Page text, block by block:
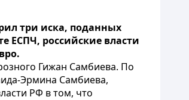
три иска, поданных
ЕСПЧ, российские власти
Гижан Самбиева. По
Эрмина Самбиева,
РФ в том, что